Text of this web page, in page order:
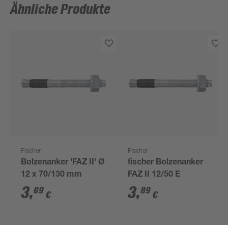
Ähnliche Produkte
Fischer
Bolzenanker 'FAZ II' Ø
12 x 70/130 mm
3,69 €
Fischer
fischer Bolzenanker
FAZ II 12/50 E
3,89 €